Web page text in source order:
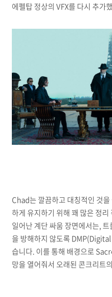
에펠탑 정상의 VFX를 다시 추가
Chad는 깔끔하고 대칭적인 것
하게 유지하기 위해 꽤 많은 정
일어난 계단 싸움 장면에서는,
을 방해하지 않도록
습니다. 이를 통해 배경으로
망을 열어줘서 오래된 콘크리트